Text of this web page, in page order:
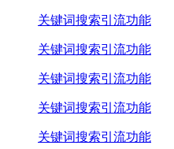
关键词搜索引流功能
关键词搜索引流功能
关键词搜索引流功能
关键词搜索引流功能
关键词搜索引流功能